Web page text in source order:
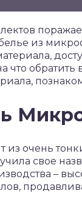
из
что
из очень
свое
–